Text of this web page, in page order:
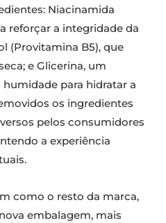
Niacinamida
reforçar a integridade da
(Provitamina B5), que
e Glicerina, um
para hidratar a
os ingredientes
pelos consumidores
a experiência
como o resto da marca,
embalagem, mais